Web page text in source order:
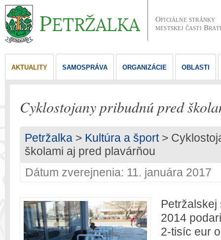
Oficiálne stránky
mestskej časti
AKTUALITY SAMOSPRÁVA ORGANIZÁCIE OBLASTI
Cyklostojany pribudnú pred
Petržalka > Kultúra a šport>
školami aj pred plavárňou
Dátum zverejnenia: 11. januára 2017
2014
2-tisíc eur